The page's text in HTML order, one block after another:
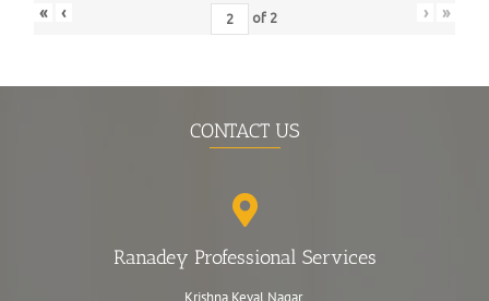
« ‹ of 2 › »
CONTACT US
Ranadey Professional Services
Krishna Keval Nagar,